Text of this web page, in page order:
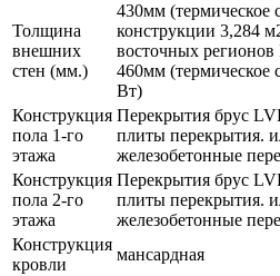
Толщина
внешних
стен (мм.)
430мм (термическое
конструкции 3,284
восточных
460мм (термическое
Вт)
Конструкция
пола 1-го
этажа
Перекрытия брус
плиты перекрытия.
железобетонные
Конструкция
пола 2-го
этажа
Перекрытия брус
плиты перекрытия.
железобетонные
Конструкция
кровли
мансардная